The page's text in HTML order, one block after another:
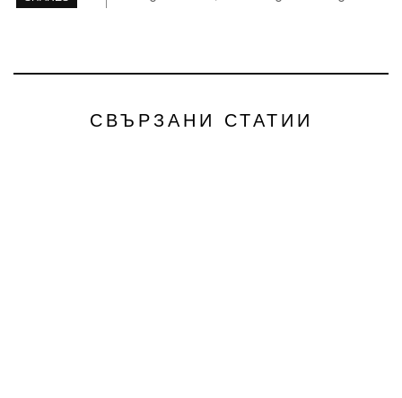
СВЪРЗАНИ СТАТИИ